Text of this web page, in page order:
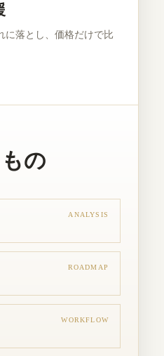
に落とし、価格だけで比
の
ANALYSIS
ROADMAP
WORKFLOW